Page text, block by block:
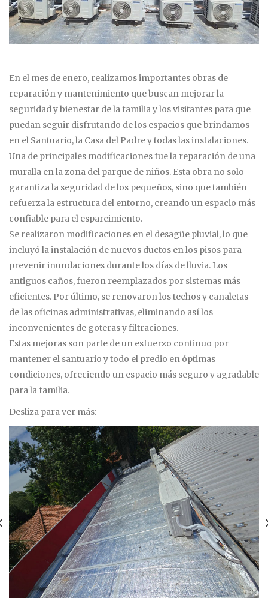
En el mes de enero, realizamos importantes obras de
reparación y mantenimiento que buscan mejorar la
seguridad y bienestar de la familia y los visitantes para que
puedan seguir disfrutando de los espacios que brindamos
en el Santuario, la Casa del Padre y todas las instalaciones.
Una de principales modificaciones fue la reparación de una
muralla en la zona del parque de niños. Esta obra no solo
garantiza la seguridad de los pequeños, sino que también
refuerza la estructura del entorno, creando un espacio más
confiable para el esparcimiento.
Se realizaron modificaciones en el desagüe pluvial, lo que
incluyó la instalación de nuevos ductos en los pisos para
prevenir inundaciones durante los días de lluvia. Los
antiguos caños, fueron reemplazados por sistemas más
eficientes. Por último, se renovaron los techos y canaletas
de las oficinas administrativas, eliminando así los
inconvenientes de goteras y filtraciones.
Estas mejoras son parte de un esfuerzo continuo por
mantener el santuario y todo el predio en óptimas
condiciones, ofreciendo un espacio más seguro y agradable
para la familia.
Desliza para ver más: